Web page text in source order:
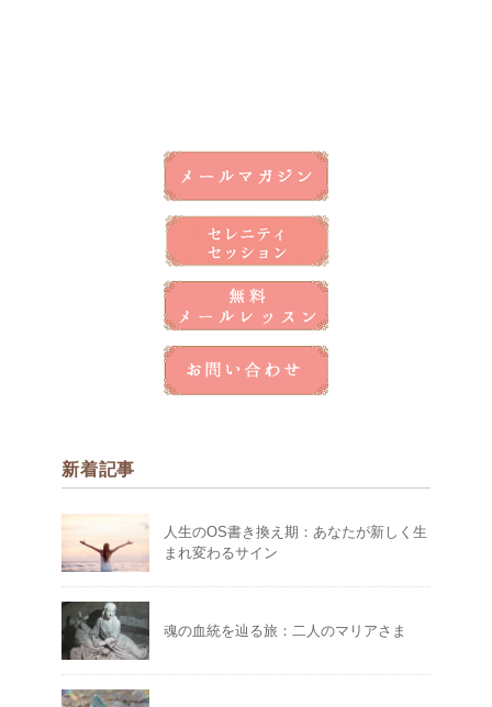
新着記事
人生のOS書き換え期：あなたが新しく生
まれ変わるサイン
魂の血統を辿る旅：二人のマリアさま